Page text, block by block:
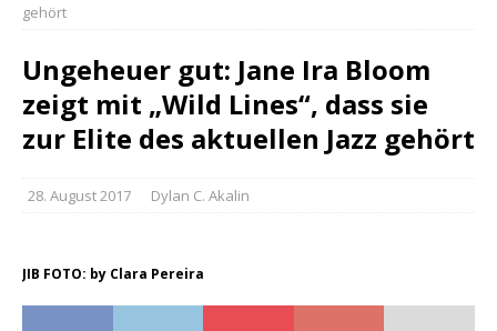
gehört
Ungeheuer gut: Jane Ira Bloom
zeigt mit „Wild Lines“, dass sie
zur Elite des aktuellen Jazz gehört
28. August 2017 Dylan C. Akalin
JIB FOTO: by Clara Pereira